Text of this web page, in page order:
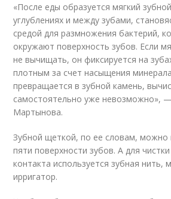
«После еды образуется мягкий
углублениях и между зубами,
средой для размножения бактерий,
окружают поверхность зубов. Если
не вычищать, он фиксируется на
плотным за счет насыщения
превращается в зубной камень,
самостоятельно уже невозможно», —
Мартынова.
Зубной щеткой, по ее словам, можно
пяти поверхности зубов. А для
контакта используется зубная нить,
ирригатор.